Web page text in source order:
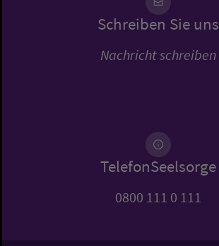
Schreiben Sie uns
Nachricht schreiben
TelefonSeelsorge
0800 111 0 111